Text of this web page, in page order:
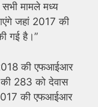
मामले मध्य
जहां 2017 की
गई है।”
2018 की एफआईआर
283 को देवास
2017 की एफआईआर